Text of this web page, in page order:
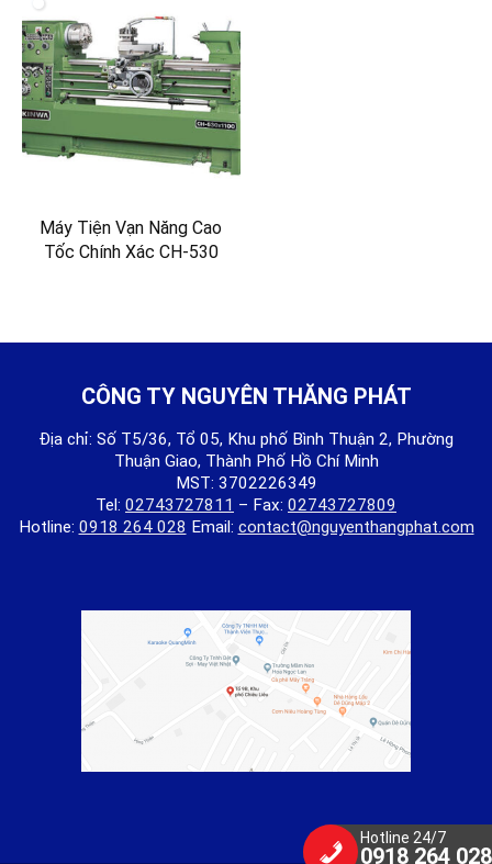
Máy Tiện Vạn Năng Cao
Tốc Chính Xác CH-530
CÔNG TY NGUYÊN THĂNG PHÁT
Địa chỉ: Số T5/36, Tổ 05, Khu phố Bình Thuận 2, Phường
Thuận Giao, Thành Phố Hồ Chí Minh
MST: 3702226349
Tel: 02743727811 – Fax: 02743727809
Hotline: 0918 264 028 Email: contact@nguyenthangphat.com
Hotline 24/7
0918 264 028